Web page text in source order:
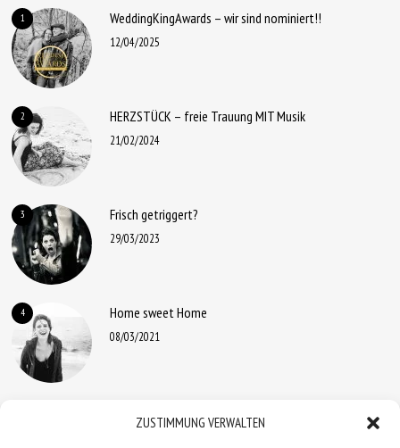
ZUSTIMMUNG VERWALTEN
1 WeddingKingAwards – wir sind nominiert!!
12/04/2025
2 HERZSTÜCK – freie Trauung MIT Musik
21/02/2024
3 Frisch getriggert?
29/03/2023
4 Home sweet Home
08/03/2021